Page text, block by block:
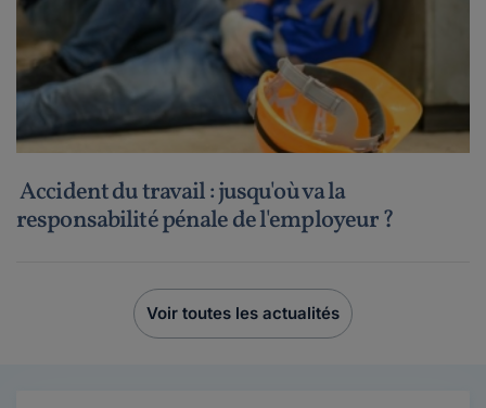
Accident du travail : jusqu'où va la
responsabilité pénale de l'employeur ?
Voir toutes les actualités